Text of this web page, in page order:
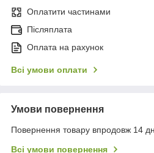
Оплатити частинами
Післяплата
Оплата на рахунок
Всі умови оплати
Умови повернення
Повернення товару впродовж 14
Всі умови повернення